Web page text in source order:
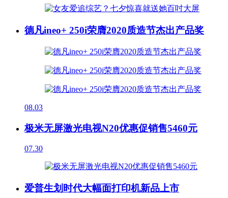
德凡ineo+ 250i荣膺2020质造节杰出产品奖
08.03
极米无屏激光电视N20优惠促销售5460元
07.30
爱普生划时代大幅面打印机新品上市